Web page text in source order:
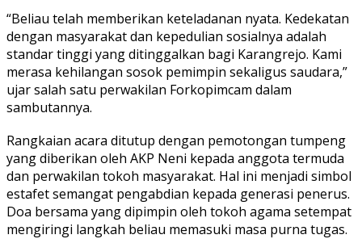
“Beliau telah memberikan keteladanan nyata. Kedekatan
dengan masyarakat dan kepedulian sosialnya adalah
standar tinggi yang ditinggalkan bagi Karangrejo. Kami
merasa kehilangan sosok pemimpin sekaligus saudara,”
ujar salah satu perwakilan Forkopimcam dalam
sambutannya.
Rangkaian acara ditutup dengan pemotongan tumpeng
yang diberikan oleh AKP Neni kepada anggota termuda
dan perwakilan tokoh masyarakat. Hal ini menjadi simbol
estafet semangat pengabdian kepada generasi penerus.
Doa bersama yang dipimpin oleh tokoh agama setempat
mengiringi langkah beliau memasuki masa purna tugas.